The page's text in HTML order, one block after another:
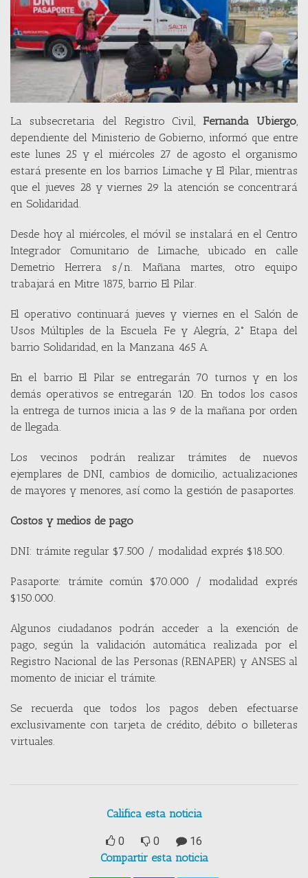
La subsecretaria del Registro Civil, Fernanda Ubiergo
dependiente del Ministerio de Gobierno, informó que entre
este lunes 25 y el miércoles 27 de agosto el organismo
estará presente en los barrios Limache y El Pilar, mientras
que el jueves 28 y viernes 29 la atención se concentrará
en Solidaridad.
Desde hoy al miércoles, el móvil se instalará en el Centro
Integrador Comunitario de Limache, ubicado en calle
Demetrio Herrera s/n. Mañana martes, otro equipo
trabajará en Mitre 1875, barrio El Pilar.
El operativo continuará jueves y viernes en el Salón de
Usos Múltiples de la Escuela Fe y Alegría, 2° Etapa del
barrio Solidaridad, en la Manzana 465 A.
En el barrio El Pilar se entregarán 70 turnos y en los
demás operativos se entregarán 120. En todos los casos
la entrega de turnos inicia a las 9 de la mañana por orden
de llegada.
Los vecinos podrán realizar trámites de nuevos
ejemplares de DNI, cambios de domicilio, actualizaciones
de mayores y menores, así como la gestión de pasaportes.
Costos y medios de pago
DNI: trámite regular $7.500 / modalidad exprés $18.500.
Pasaporte: trámite común $70.000 / modalidad exprés
$150.000.
Algunos ciudadanos podrán acceder a la exención de
pago, según la validación automática realizada por el
Registro Nacional de las Personas (RENAPER) y ANSES al
momento de iniciar el trámite.
Se recuerda que todos los pagos deben efectuarse
exclusivamente con tarjeta de crédito, débito o billeteras
virtuales.
Califica esta noticia
0 0
16
Compartir esta noticia